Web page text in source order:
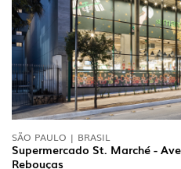
SÃO PAULO | BRASIL
Supermercado St. Marché -
Rebouças